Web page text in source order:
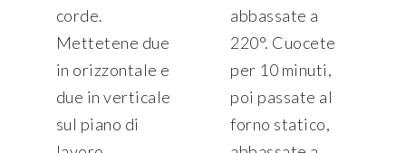
corde.
Mettetene due
in orizzontale e
due in verticale
sul piano di
abbassate a
220°. Cuocete
per 10 minuti,
poi passate al
forno statico,